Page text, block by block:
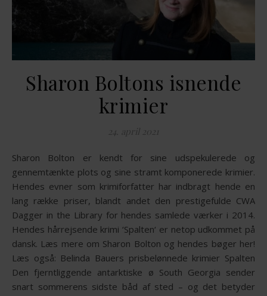
Sharon Boltons isnende
krimier
24. april 2021
Sharon Bolton er kendt for sine udspekulerede og
gennemtænkte plots og sine stramt komponerede krimier.
Hendes evner som krimiforfatter har indbragt hende en
lang række priser, blandt andet den prestigefulde CWA
Dagger in the Library for hendes samlede værker i 2014.
Hendes hårrejsende krimi ‘Spalten‘ er netop udkommet på
dansk. Læs mere om Sharon Bolton og hendes bøger her!
Læs også: Belinda Bauers prisbelønnede krimier Spalten
Den fjerntliggende antarktiske ø South Georgia sender
snart sommerens sidste båd af sted – og det betyder